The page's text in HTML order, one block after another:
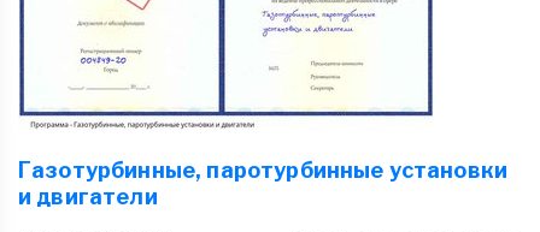
Газотурбинные, паротурбинные установки
и двигатели